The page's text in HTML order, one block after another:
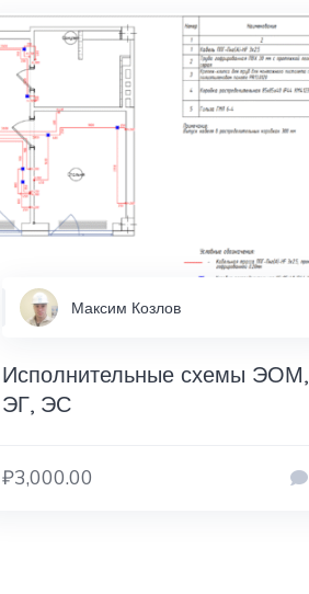
Максим Козлов
Исполнительные схемы ЭОМ,
ЭГ, ЭС
₽3,000.00